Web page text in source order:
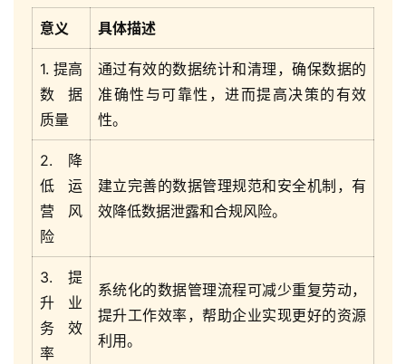
意义 具体描述
1. 提高
数据
质量
通过有效的数据统计和清理，确保数据的
准确性与可靠性，进而提高决策的有效
性。
2. 降
低运
营风
险
建立完善的数据管理规范和安全机制，有
效降低数据泄露和合规风险。
3. 提
升业
务效
率
系统化的数据管理流程可减少重复劳动，
提升工作效率，帮助企业实现更好的资源
利用。